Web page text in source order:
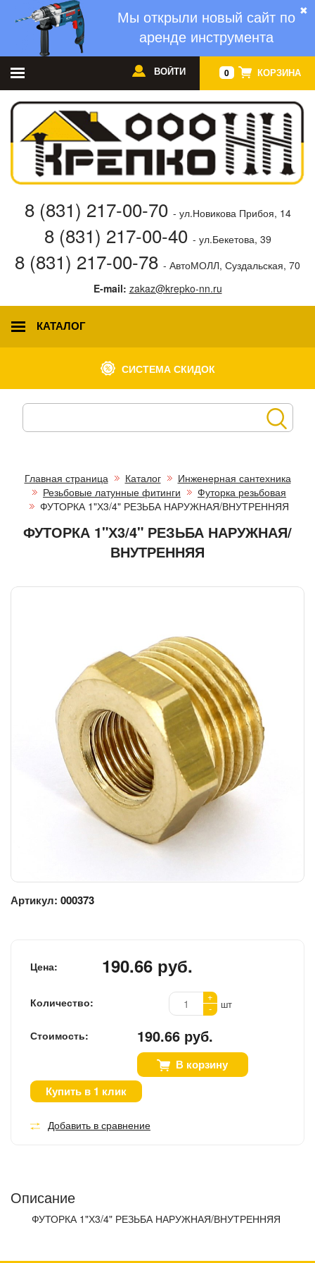
✖
Мы открыли новый сайт по
аренде инструмента
0 КОРЗИНА
ВОЙТИ
8 (831) 217-00-70 - ул.Новикова Прибоя, 14
8 (831) 217-00-40 - ул.Бекетова, 39
8 (831) 217-00-78 - АвтоМОЛЛ, Суздальская, 70
E-mail: zakaz@krepko-nn.ru
КАТАЛОГ
СИСТЕМА СКИДОК
Главная страница Каталог
Инженерная сантехника
Резьбовые латунные фитинги
Футорка резьбовая
ФУТОРКА 1"Х3/4" РЕЗЬБА НАРУЖНАЯ/ВНУТРЕННЯЯ
ФУТОРКА 1"Х3/4" РЕЗЬБА НАРУЖНАЯ/
ВНУТРЕННЯЯ
Артикул: 000373
Цена: 190.66 руб.
Количество:
+
-
шт
Стоимость: 190.66 руб.
В корзину
Купить в 1 клик
Добавить в сравнение
Описание
ФУТОРКА 1"Х3/4" РЕЗЬБА НАРУЖНАЯ/ВНУТРЕННЯЯ